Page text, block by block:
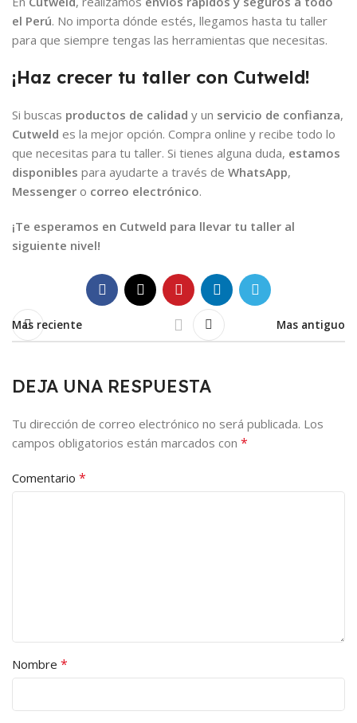
el Perú. No importa dónde estés, llegamos hasta tu taller
para que siempre tengas las herramientas que necesitas.
¡Haz crecer tu taller con Cutweld!
Si buscas productos de calidad y un servicio de confianza,
Cutweld es la mejor opción. Compra online y recibe todo lo
que necesitas para tu taller. Si tienes alguna duda, estamos
disponibles para ayudarte a través de WhatsApp,
Messenger o correo electrónico.
¡Te esperamos en Cutweld para llevar tu taller al
siguiente nivel!
Mas reciente Mas antiguo
DEJA UNA RESPUESTA
Tu dirección de correo electrónico no será publicada. Los
campos obligatorios están marcados con *
Comentario *
Nombre *